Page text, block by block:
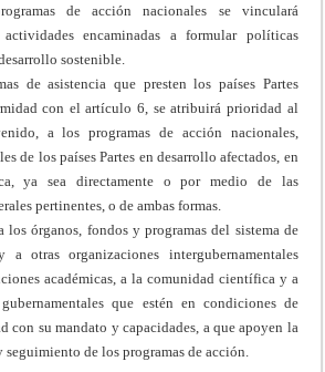
de acción nacionales se vinculará
actividades encaminadas a formular políticas
sostenible.
de asistencia que presten los países Partes
con el artículo 6, se atribuirá prioridad al
a los programas de acción nacionales,
de los países Partes en desarrollo afectados, en
ya sea directamente o por medio de las
pertinentes, o de ambas formas.
los órganos, fondos y programas del sistema de
otras organizaciones intergubernamentales
académicas, a la comunidad científica y a
que estén en condiciones de
con su mandato y capacidades, a que apoyen la
de los programas de acción.